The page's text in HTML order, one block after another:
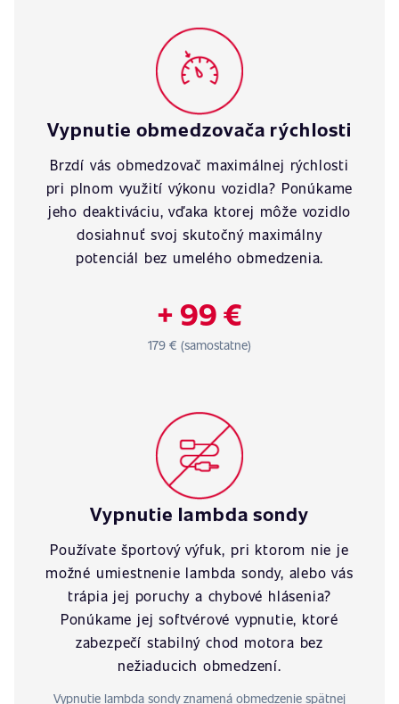
Vypnutie obmedzovača rýchlosti
Brzdí vás obmedzovač maximálnej rýchlosti
pri plnom využití výkonu vozidla? Ponúkame
jeho deaktiváciu, vďaka ktorej môže vozidlo
dosiahnuť svoj skutočný maximálny
potenciál bez umelého obmedzenia.
+ 99 €
179 € (samostatne)
Vypnutie lambda sondy
Používate športový výfuk, pri ktorom nie je
možné umiestnenie lambda sondy, alebo vás
trápia jej poruchy a chybové hlásenia?
Ponúkame jej softvérové vypnutie, ktoré
zabezpečí stabilný chod motora bez
nežiaducich obmedzení.
Vypnutie lambda sondy znamená obmedzenie spätnej